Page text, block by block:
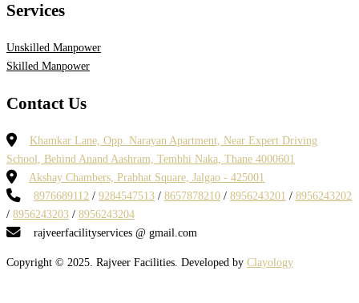
Services
Unskilled Manpower
Skilled Manpower
Contact Us
Khamkar Lane, Opp. Narayan Apartment, Near Expert Driving
School, Behind Anand Aashram, Tembhi Naka, Thane 4000601
Akshay Chambers, Prabhat Square, Jalgao - 425001
8976689112 / 9284547513 / 8657878210 / 8956243201 / 8956243202
/ 8956243203 / 8956243204
rajveerfacilityservices @ gmail.com
Copyright © 2025. Rajveer Facilities. Developed by Clayology